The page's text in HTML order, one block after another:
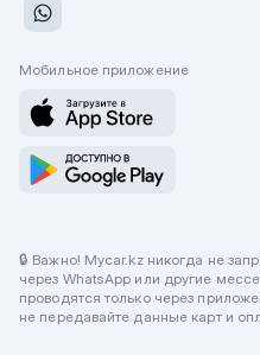
Мобильное приложение
🔒 Важно! Mycar.kz никогда не
через WhatsApp или другие
проводятся только через
не передавайте данные карт и